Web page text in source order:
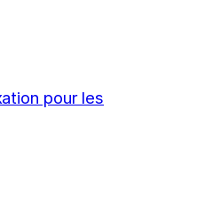
pour les